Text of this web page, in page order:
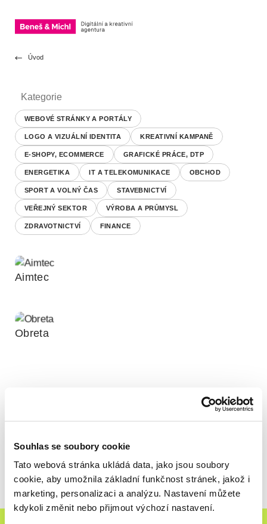
Souhlas se soubory cookie
Tato webová stránka ukládá data, jako jsou soubory
cookie, aby umožnila základní funkčnost stránek, jakož i
marketing, personalizaci a analýzu. Nastavení můžete
kdykoli změnit nebo přijmout výchozí nastavení.
Úvod
Kategorie
WEBOVÉ STRÁNKY A PORTÁLY
LOGO A VIZUÁLNÍ IDENTITA KREATIVNÍ KAMPANĚ
E-SHOPY, ECOMMERCE GRAFICKÉ PRÁCE, DTP
ENERGETIKA IT A TELEKOMUNIKACE OBCHOD
SPORT A VOLNÝ ČAS STAVEBNICTVÍ
VEŘEJNÝ SEKTOR VÝROBA A PRŮMYSL
ZDRAVOTNICTVÍ FINANCE
Aimtec
Obreta